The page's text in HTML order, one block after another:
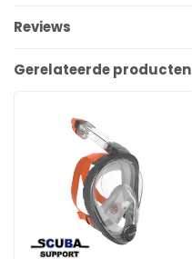
Reviews
Gerelateerde producten